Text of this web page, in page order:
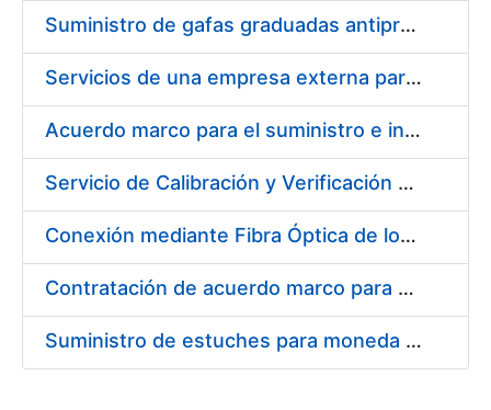
Suministro de gafas graduadas antiproyecciones para los trabajadores de la FNMT-RCM en los centros de trabajo de Madrid y Burgos
Servicios de una empresa externa para el asesoramiento y resolución de los recursos de alzada que se presentan relacionados con procesos de selección para la FNMT-RCM
Acuerdo marco para el suministro e instalación de persianas, estores y otros complementos
Servicio de Calibración y Verificación Externa de los Equipos de Medición del Servicio de Prevención de la FNMT-RCM
Conexión mediante Fibra Óptica de los Centros de Proceso de Datos (CPDs) de las sedes de la FNMT-RCM de Burgos y Madrid
Contratación de acuerdo marco para el Suministro de Material de Electricidad para la Fábrica Nacional de Moneda y Timbre-Real Casa de la Moneda en su centro de trabajo de Burgos
Suministro de estuches para moneda de 30 €